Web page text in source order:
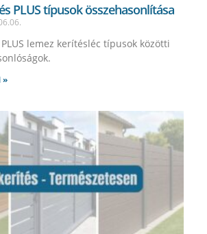
PLUS típusok összehasonlítása
lemez kerítésléc típusok közötti
»